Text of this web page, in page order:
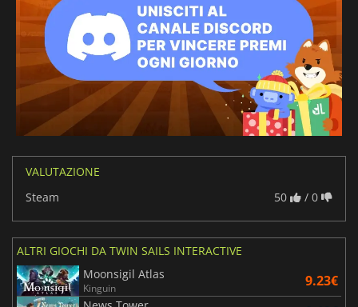
VALUTAZIONE
Steam
50 / 0
ALTRI GIOCHI DA TWIN SAILS INTERACTIVE
Moonsigil Atlas
Kinguin 9.23€